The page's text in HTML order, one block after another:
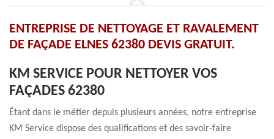
ENTREPRISE DE NETTOYAGE ET RAVALEMENT
DE FAÇADE ELNES 62380 DEVIS GRATUIT.
KM SERVICE POUR NETTOYER VOS
FAÇADES 62380
Étant dans le métier depuis plusieurs années, notre entreprise
KM Service dispose des qualifications et des savoir-faire